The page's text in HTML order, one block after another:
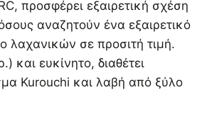
προσφέρει εξαιρετική σχέση
αναζητούν ένα εξαιρετικό
λαχανικών σε προσιτή τιμή.
και ευκίνητο, διαθέτει
Kurouchi και λαβή από ξύλο